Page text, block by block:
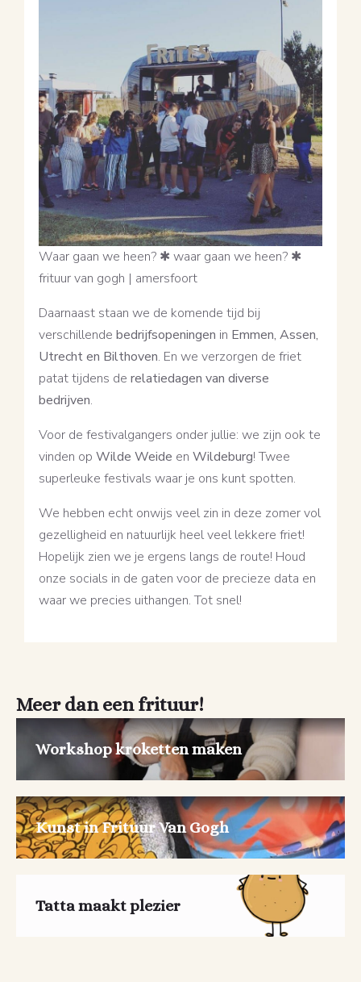
Waar gaan we heen? ✱ waar gaan we heen? ✱
frituur van gogh | amersfoort
Daarnaast staan we de komende tijd bij
verschillendebedrijfsopeningen in Emmen, Assen,
Utrecht en Bilthoven. En we verzorgen de friet
patat tijdens derelatiedagen van diverse
bedrijven.
Voor de festivalgangers onder jullie: we zijn ook te
vinden opWilde Weide enWildeburg! Twee
superleuke festivals waar je ons kunt spotten.
We hebben echt onwijs veel zin in deze zomer vol
gezelligheid en natuurlijk heel veel lekkere friet!
Hopelijk zien we je ergens langs de route! Houd
onze socials in de gaten voor de precieze data en
waar we precies uithangen. Tot snel!
Meer dan een frituur!
Workshop kroketten maken
Kunst in Frituur Van Gogh
Tatta maakt plezier